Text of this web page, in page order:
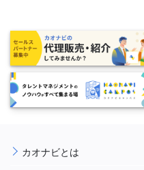
カオナビとは